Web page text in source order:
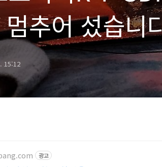
추어 섰습니
15:12
광고